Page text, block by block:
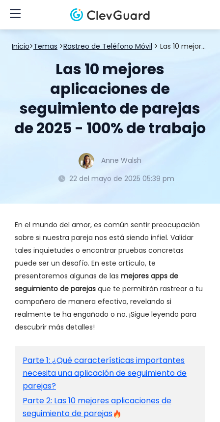
Inicio>Temas >Rastreo de Teléfono Móvil > Las 10 mejores aplicaciones de seguimiento de parejas de 2025 - 100% de trabajo
Las 10 mejores
aplicaciones de
seguimiento de parejas
de 2025 - 100% de trabajo
Anne Walsh
22 del mayo de 2025 05:39 pm
En el mundo del amor, es común sentir preocupación
sobre si nuestra pareja nos está siendo infiel. Validar
tales inquietudes o encontrar pruebas concretas
puede ser un desafío. En este artículo, te
presentaremos algunas de las mejores apps de
seguimiento de parejas que te permitirán rastrear a tu
compañero de manera efectiva, revelando si
realmente te ha engañado o no. ¡Sigue leyendo para
descubrir más detalles!
Parte 1: ¿Qué características importantes
necesita una aplicación de seguimiento de
parejas?
Parte 2: Las 10 mejores aplicaciones de
seguimiento de parejas